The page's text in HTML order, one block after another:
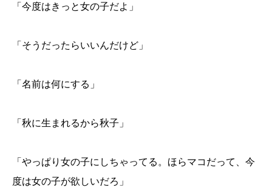
「今度はきっと女の子だよ」
「そうだったらいいんだけど」
「名前は何にする」
「秋に生まれるから秋子」
「やっぱり女の子にしちゃってる。ほらマコだって、今
度は女の子が欲しいだろ」